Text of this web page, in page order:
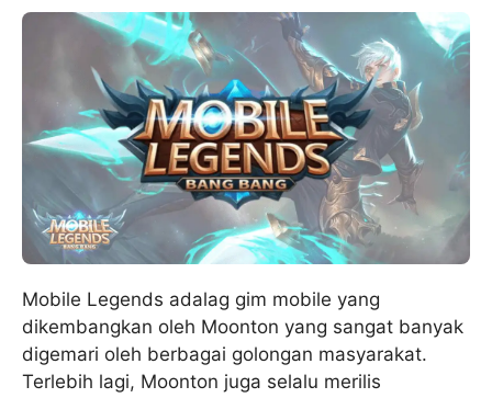
Mobile Legends adalag gim mobile yang
dikembangkan oleh Moonton yang sangat banyak
digemari oleh berbagai golongan masyarakat.
Terlebih lagi, Moonton juga selalu merilis